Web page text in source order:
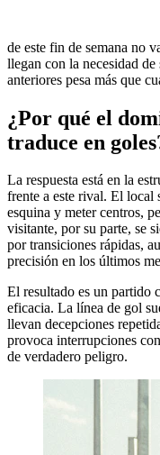
de este fin de semana no
llegan con la necesidad
anteriores pesa más que
¿Por qué el
traduce en
La respuesta está en la
frente a este rival. El local
esquina y meter centros,
visitante, por su parte, se
por transiciones rápidas,
precisión en los últimos
El resultado es un partido
eficacia. La línea de gol
llevan decepciones
provoca interrupciones
de verdadero peligro.